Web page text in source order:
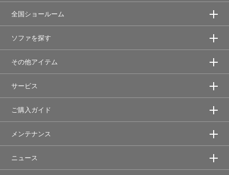
全国ショールーム
ソファを探す
その他アイテム
サービス
ご購入ガイド
メンテナンス
ニュース